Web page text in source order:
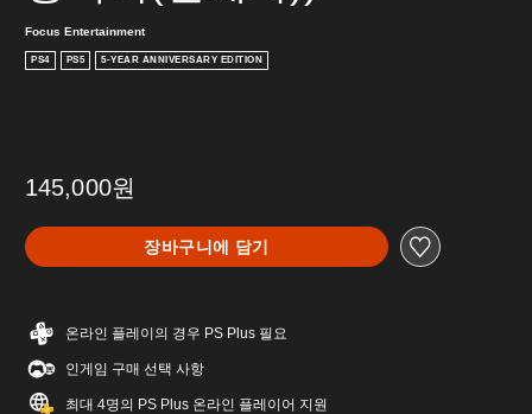
Focus Entertainment
PS4 PS5 5-YEAR ANNIVERSARY EDITION
145,000원
장바구니에 담기
온라인 플레이의 경우 PS Plus 필요
인게임 구매 선택 사항
최대 4명의 PS Plus 온라인 플레이어 지원